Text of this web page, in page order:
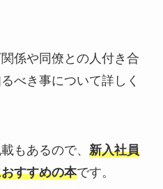
係や同僚との人付き合
べき事について詳しく
もあるので、 新入社員
すすめの本です。